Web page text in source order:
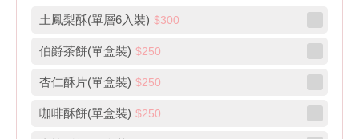
土鳳梨酥(單層6入裝) $300
伯爵茶餅(單盒裝) $250
杏仁酥片(單盒裝) $250
咖啡酥餅(單盒裝) $250